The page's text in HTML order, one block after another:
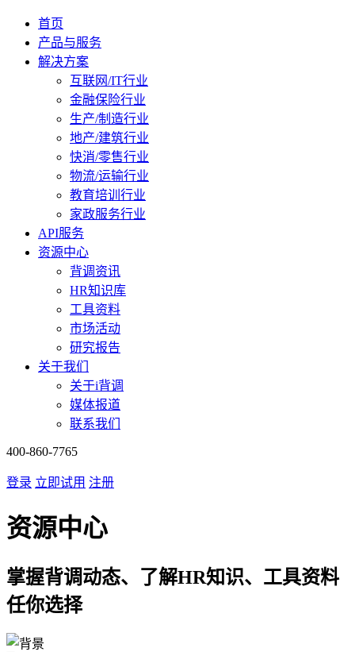
首页
产品与服务
解决方案
互联网/IT行业
金融保险行业
生产/制造行业
地产/建筑行业
快消/零售行业
物流/运输行业
教育培训行业
家政服务行业
API服务
资源中心
背调资讯
HR知识库
工具资料
市场活动
研究报告
关于我们
关于i背调
媒体报道
联系我们
400-860-7765
登录 立即试用 注册
资源中心
掌握背调动态、了解HR知识、工具资料
任你选择